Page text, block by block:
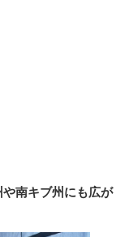
南キブ州にも広が